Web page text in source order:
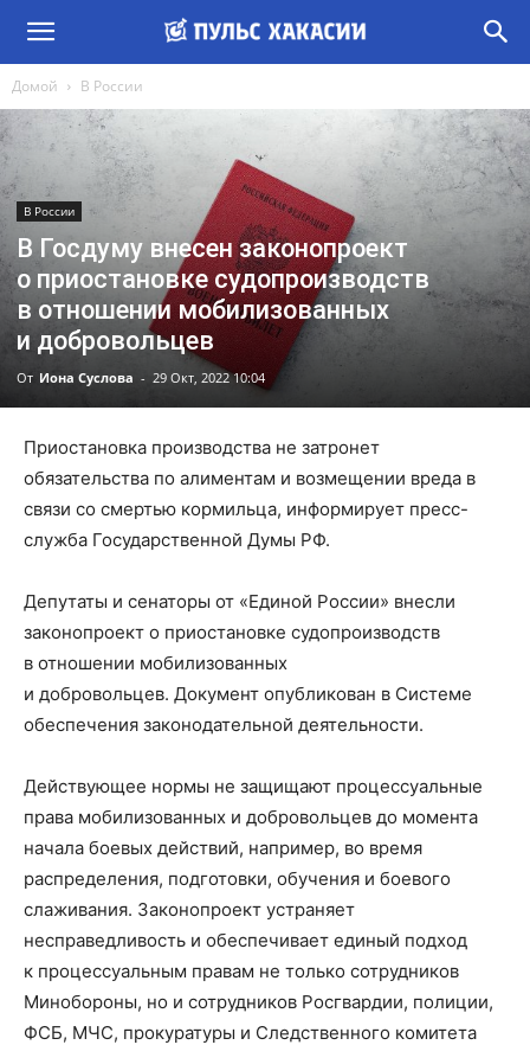
Домой В России
В России
В Госдуму внесен законопроект
о приостановке судопроизводств
в отношении мобилизованных
и добровольцев
От Иона Суслова - 29 Окт, 2022 10:04
Приостановка производства не затронет
обязательства по алиментам и возмещении вреда в
связи со смертью кормильца, информирует пресс-
служба Государственной Думы РФ.
Депутаты и сенаторы от «Единой России» внесли
законопроект о приостановке судопроизводств
в отношении мобилизованных
и добровольцев. Документ опубликован в Системе
обеспечения законодательной деятельности.
Действующее нормы не защищают процессуальные
права мобилизованных и добровольцев до момента
начала боевых действий, например, во время
распределения, подготовки, обучения и боевого
слаживания. Законопроект устраняет
несправедливость и обеспечивает единый подход
к процессуальным правам не только сотрудников
Минобороны, но и сотрудников Росгвардии, полиции,
ФСБ, МЧС, прокуратуры и Следственного комитета